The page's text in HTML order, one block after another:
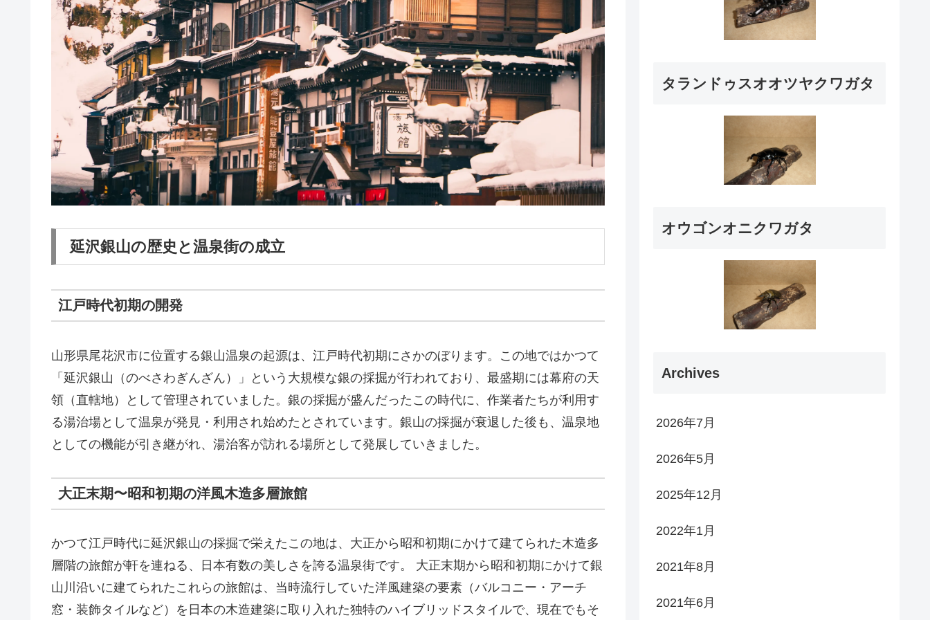
延沢銀山の歴史と温泉街の成立
江戸時代初期の開発
山形県尾花沢市に位置する銀山温泉の起源は、江戸時代初期にさかのぼります。この地ではかつて
「延沢銀山（のべさわぎんざん）」という大規模な銀の採掘が行われており、最盛期には幕府の天
領（直轄地）として管理されていました。銀の採掘が盛んだったこの時代に、作業者たちが利用す
る湯治場として温泉が発見・利用され始めたとされています。銀山の採掘が衰退した後も、温泉地
としての機能が引き継がれ、湯治客が訪れる場所として発展していきました。
大正末期〜昭和初期の洋風木造多層旅館
かつて江戸時代に延沢銀山の採掘で栄えたこの地は、大正から昭和初期にかけて建てられた木造多
層階の旅館が軒を連ねる、日本有数の美しさを誇る温泉街です。 大正末期から昭和初期にかけて銀
山川沿いに建てられたこれらの旅館は、当時流行していた洋風建築の要素（バルコニー・アーチ
窓・装飾タイルなど）を日本の木造建築に取り入れた独特のハイブリッドスタイルで、現在でもそ
タランドゥスオオツヤクワガタ
オウゴンオニクワガタ
Archives
2026年7月
2026年5月
2025年12月
2022年1月
2021年8月
2021年6月